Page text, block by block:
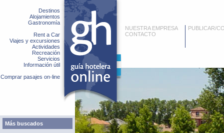
Destinos
Alojamientos
Gastronomía
Rent a Car
Viajes y excursiones
Actividades
Recreación
Servicios
Información útil
Comprar pasajes on-line
Más buscados
NUESTRA EMPRESA
CONTACTO
PUBLICAR/